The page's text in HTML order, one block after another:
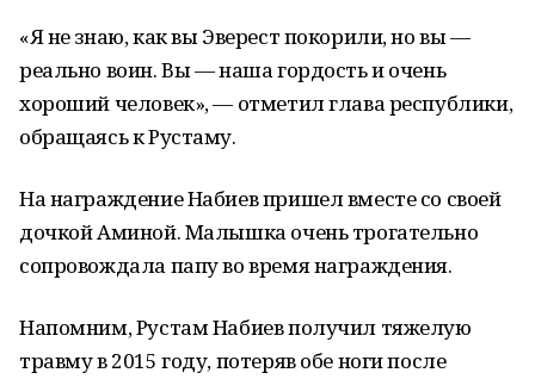
«Я не знаю, как вы Эверест покорили, но вы —
реально воин. Вы — наша гордость и очень
хороший человек», — отметил глава республики,
обращаясь к Рустаму.
На награждение Набиев пришел вместе со своей
дочкой Аминой. Малышка очень трогательно
сопровождала папу во время награждения.
Напомним, Рустам Набиев получил тяжелую
травму в 2015 году, потеряв обе ноги после